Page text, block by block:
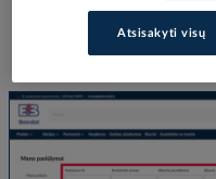
Paieška pagal prekę galima
Atsisakyti visų